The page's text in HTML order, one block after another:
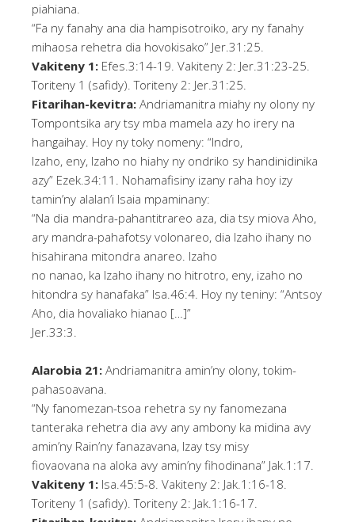
piahiana.
“Fa ny fanahy ana dia hampisotroiko, ary ny fanahy
mihaosa rehetra dia hovokisako” Jer.31:25.
Vakiteny 1: Efes.3:14-19. Vakiteny 2: Jer.31:23-25.
Toriteny 1 (safidy). Toriteny 2: Jer.31:25.
Fitarihan-kevitra: Andriamanitra miahy ny olony ny
Tompontsika ary tsy mba mamela azy ho irery na
hangaihay. Hoy ny toky nomeny: “Indro,
Izaho, eny, Izaho no hiahy ny ondriko sy handinidinika
azy” Ezek.34:11. Nohamafisiny izany raha hoy izy
tamin’ny alalan’i Isaia mpaminany:
“Na dia mandra-pahantitrareo aza, dia tsy miova Aho,
ary mandra-pahafotsy volonareo, dia Izaho ihany no
hisahirana mitondra anareo. Izaho
no nanao, ka Izaho ihany no hitrotro, eny, izaho no
hitondra sy hanafaka” Isa.46:4. Hoy ny teniny: “Antsoy
Aho, dia hovaliako hianao […]”
Jer.33:3.
Alarobia 21: Andriamanitra amin’ny olony, tokim-
pahasoavana.
“Ny fanomezan-tsoa rehetra sy ny fanomezana
tanteraka rehetra dia avy any ambony ka midina avy
amin’ny Rain’ny fanazavana, Izay tsy misy
fiovaovana na aloka avy amin’ny fihodinana” Jak.1:17.
Vakiteny 1: Isa.45:5-8. Vakiteny 2: Jak.1:16-18.
Toriteny 1 (safidy). Toriteny 2: Jak.1:16-17.